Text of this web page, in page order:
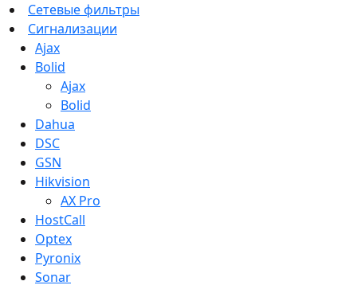
Сетевые фильтры
Сигнализации
Ajax
Bolid
Ajax
Bolid
Dahua
DSC
GSN
Hikvision
AX Pro
HostCall
Optex
Pyronix
Sonar